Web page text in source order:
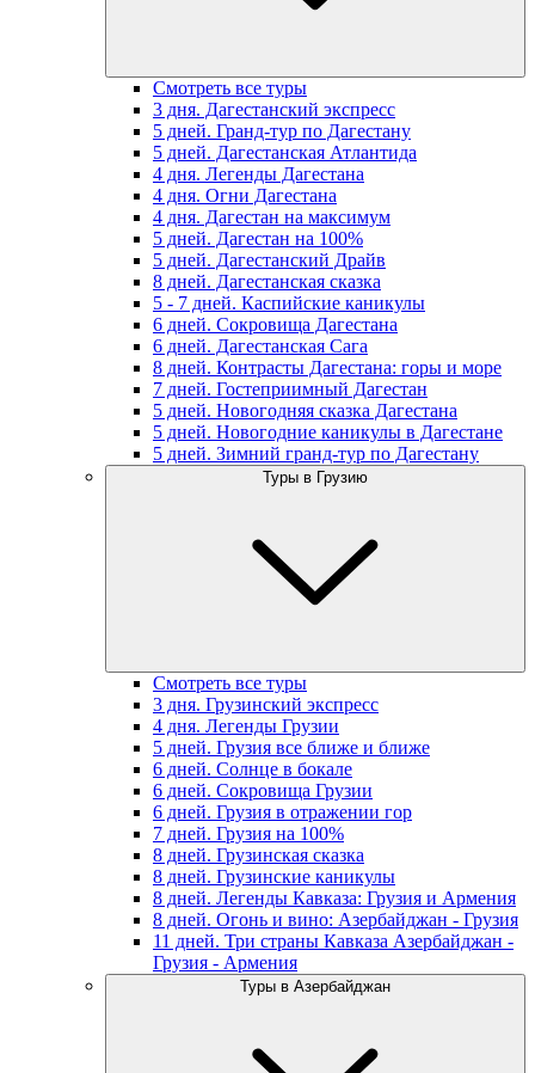
Смотреть все туры
3 дня. Дагестанский экспресс
5 дней. Гранд-тур по Дагестану
5 дней. Дагестанская Атлантида
4 дня. Легенды Дагестана
4 дня. Огни Дагестана
4 дня. Дагестан на максимум
5 дней. Дагестан на 100%
5 дней. Дагестанский Драйв
8 дней. Дагестанская сказка
5 - 7 дней. Каспийские каникулы
6 дней. Сокровища Дагестана
6 дней. Дагестанская Сага
8 дней. Контрасты Дагестана: горы и море
7 дней. Гостеприимный Дагестан
5 дней. Новогодняя сказка Дагестана
5 дней. Новогодние каникулы в Дагестане
5 дней. Зимний гранд-тур по Дагестану
Туры в Грузию
Смотреть все туры
3 дня. Грузинский экспресс
4 дня. Легенды Грузии
5 дней. Грузия все ближе и ближе
6 дней. Солнце в бокале
6 дней. Сокровища Грузии
6 дней. Грузия в отражении гор
7 дней. Грузия на 100%
8 дней. Грузинская сказка
8 дней. Грузинские каникулы
8 дней. Легенды Кавказа: Грузия и Армения
8 дней. Огонь и вино: Азербайджан - Грузия
11 дней. Три страны Кавказа Азербайджан -
Грузия - Армения
Туры в Азербайджан